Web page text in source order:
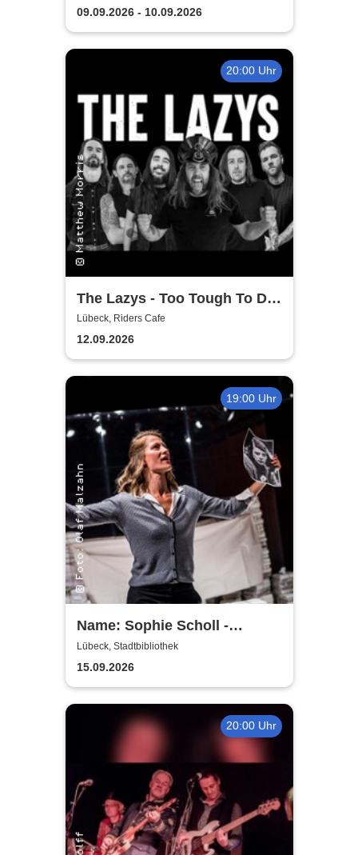
guter Begleitung
09.09.2026 - 10.09.2026
20:00 Uhr
The Lazys - Too Tough To Die
Tour 2026
Lübeck, Riders Cafe
12.09.2026
19:00 Uhr
Name: Sophie Scholl -
Theater Lübeck
Lübeck, Stadtbibliothek
15.09.2026
20:00 Uhr